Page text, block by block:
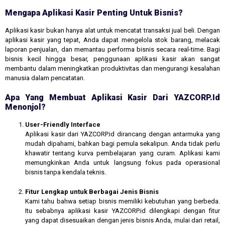
Mengapa Aplikasi Kasir Penting Untuk Bisnis?
Aplikasi kasir bukan hanya alat untuk mencatat transaksi jual beli. Dengan
aplikasi kasir yang tepat, Anda dapat mengelola stok barang, melacak
laporan penjualan, dan memantau performa bisnis secara real-time. Bagi
bisnis kecil hingga besar, penggunaan aplikasi kasir akan sangat
membantu dalam meningkatkan produktivitas dan mengurangi kesalahan
manusia dalam pencatatan.
Apa Yang Membuat Aplikasi Kasir Dari YAZCORP.id
Menonjol?
User-Friendly Interface
Aplikasi kasir dari YAZCORP.id dirancang dengan antarmuka yang
mudah dipahami, bahkan bagi pemula sekalipun. Anda tidak perlu
khawatir tentang kurva pembelajaran yang curam. Aplikasi kami
memungkinkan Anda untuk langsung fokus pada operasional
bisnis tanpa kendala teknis.
Fitur Lengkap untuk Berbagai Jenis Bisnis
Kami tahu bahwa setiap bisnis memiliki kebutuhan yang berbeda.
Itu sebabnya aplikasi kasir YAZCORP.id dilengkapi dengan fitur
yang dapat disesuaikan dengan jenis bisnis Anda, mulai dari retail,